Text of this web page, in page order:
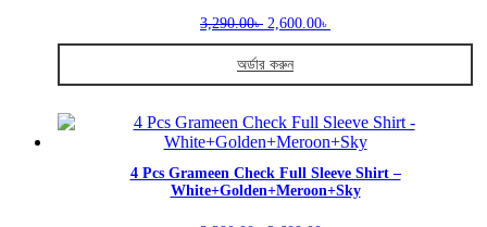
may
be
chosen
on
product
page
3,290.00৳ Original
price
was:
3,290.00৳ .
2,600.00৳
price
2,600.00৳ .
অর্ডার করুন
product
has
multiple
variants.
The
4 Pcs Grameen Check Full Sleeve Shirt –
White+Golden+Meroon+Sky